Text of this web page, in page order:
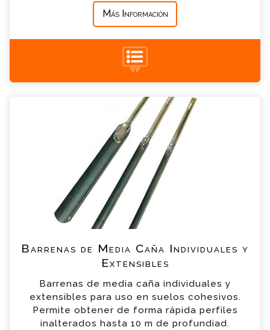
Más Información
Barrena de aleta
Muestreadores de Tubo Partido
+34 935 900 007
Barrenas de Media Caña Individuales y
Extensibles
Barrenas de media caña individuales y
extensibles para uso en suelos cohesivos.
Permite obtener de forma rápida perfiles
inalterados hasta 10 m de profundiad.
Barrenas de Media Caña Individuales y
Extensibles Consulta
Por favor completa el formulario, un miembro
de nuestro equipo contactara contigo en
breve
Empresa
*
Mensaje
*